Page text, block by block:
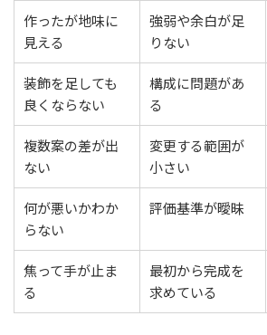
作ったが地味に
見える
強弱や余白が足
りない
装飾を足しても
良くならない
構成に問題があ
る
複数案の差が出
ない
変更する範囲が
小さい
何が悪いかわか
らない
評価基準が曖昧
焦って手が止ま
る
最初から完成を
求めている